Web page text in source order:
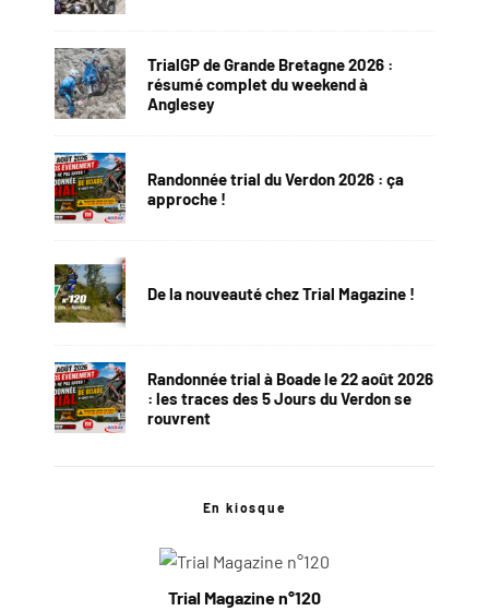
TrialGP de Grande Bretagne 2026 :
résumé complet du weekend à
Anglesey
Randonnée trial du Verdon 2026 : ça
approche !
De la nouveauté chez Trial Magazine !
Randonnée trial à Boade le 22 août 2026
: les traces des 5 Jours du Verdon se
rouvrent
En kiosque
Trial Magazine n°120